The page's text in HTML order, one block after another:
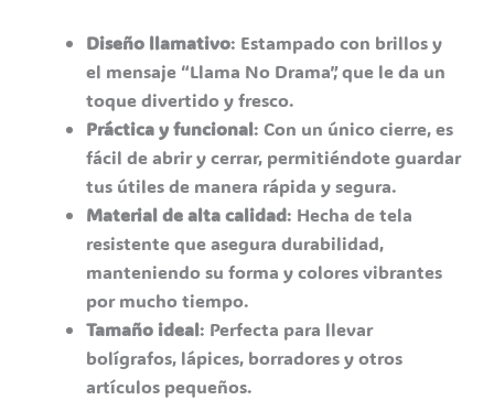
Diseño llamativo: Estampado con brillos y
el mensaje “Llama No Drama”, que le da un
toque divertido y fresco.
Práctica y funcional: Con un único cierre, es
fácil de abrir y cerrar, permitiéndote guardar
tus útiles de manera rápida y segura.
Material de alta calidad: Hecha de tela
resistente que asegura durabilidad,
manteniendo su forma y colores vibrantes
por mucho tiempo.
Tamaño ideal: Perfecta para llevar
bolígrafos, lápices, borradores y otros
artículos pequeños.